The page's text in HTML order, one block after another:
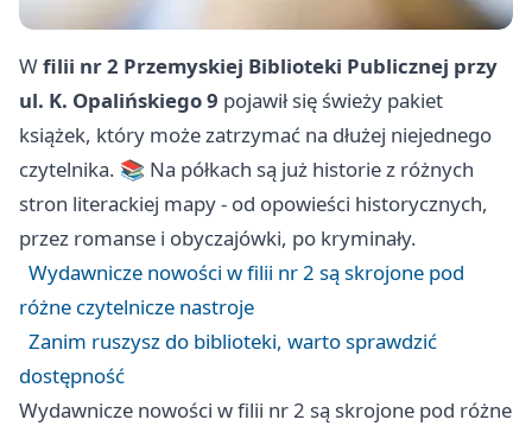
Wfilii nr 2 Przemyskiej Biblioteki Publicznej przy
ul. K. Opalińskiego 9 pojawił się świeży pakiet
książek, który może zatrzymać na dłużej niejednego
czytelnika. 📚 Na półkach są już historie z różnych
stron literackiej mapy - od opowieści historycznych,
przez romanse i obyczajówki, po kryminały.
Wydawnicze nowości w filii nr 2 są skrojone pod
różne czytelnicze nastroje
Zanim ruszysz do biblioteki, warto sprawdzić
dostępność
Wydawnicze nowości w filii nr 2 są skrojone pod różne